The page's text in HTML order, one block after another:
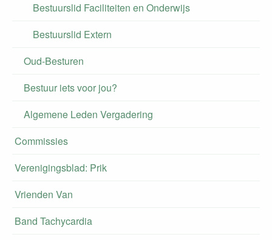
Bestuurslid Faciliteiten en Onderwijs
Bestuurslid Extern
Oud-Besturen
Bestuur iets voor jou?
Algemene Leden Vergadering
Commissies
Verenigingsblad: Prik
Vrienden Van
Band Tachycardia